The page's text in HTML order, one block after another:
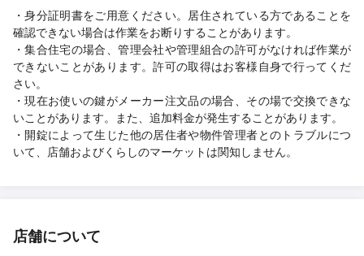
・身分証明書をご用意ください。居住されている方であることを
確認できない場合は作業をお断りすることがあります。
・集合住宅の場合、管理会社や管理組合の許可がなければ作業が
できないことがあります。許可の取得はお客様自身で行ってくだ
さい。
・現在お使いの鍵がメーカー注文品の場合、その場で交換できな
いことがあります。また、追加料金が発生することがあります。
・開錠によって生じた他の居住者や物件管理者とのトラブルにつ
いて、店舗およびくらしのマーケットは関知しません。
店舗について